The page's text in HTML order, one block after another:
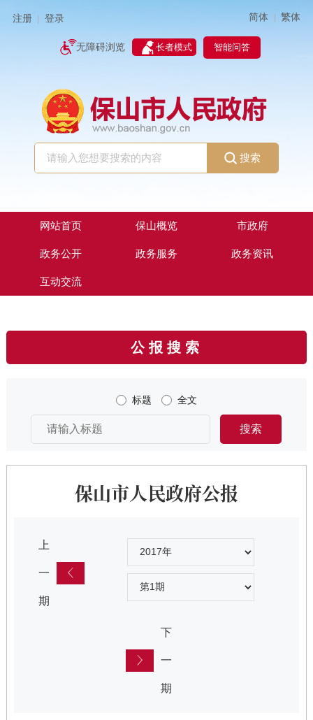
注册 登录 简体 | 繁体
无障碍浏览 长者模式 智能问答
搜索
网站首页 保山概览 市政府
政务公开 政务服务 政务资讯
互动交流
公 报 搜 索
标题 全文
搜索
保山市人民政府公报
上
一
期
下
一
期